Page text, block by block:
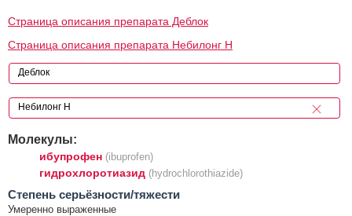
Страница описания препарата Деблок
Страница описания препарата Небилонг H
Молекулы:
ибупрофен (ibuprofen)
гидрохлоротиазид (hydrochlorothiazide)
Cтепень серьёзности/тяжести
Умеренно выраженные